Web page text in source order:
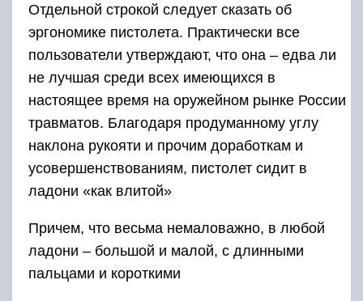
Отдельной строкой следует сказать об
эргономике пистолета. Практически все
пользователи утверждают, что она – едва ли
не лучшая среди всех имеющихся в
настоящее время на оружейном рынке России
травматов. Благодаря продуманному углу
наклона рукояти и прочим доработкам и
усовершенствованиям, пистолет сидит в
ладони «как влитой»
Причем, что весьма немаловажно, в любой
ладони – большой и малой, с длинными
пальцами и короткими